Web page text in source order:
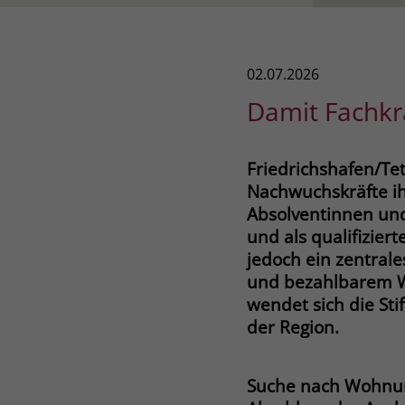
02.07.2026
Damit
Friedrichshafen/
Nachwuchskräfte
Absolventinnen
und als
jedoch ein
und bezahlbarem
wendet sich die
der Region.
Suche nach